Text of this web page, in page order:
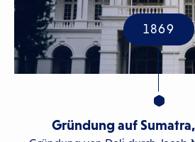
1869
Gründung auf